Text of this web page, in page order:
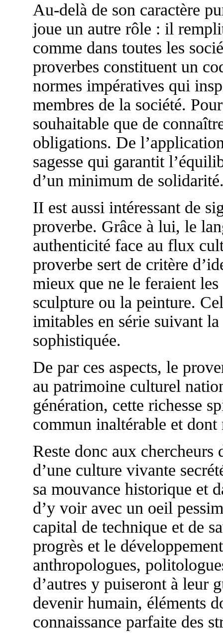
Au-delà de son caractère
joue un autre rôle : il
comme dans toutes les
proverbes constituent un
normes impératives qui
membres de la société.
souhaitable que de
obligations. De
sagesse qui garantit
d’un minimum de
II est aussi intéressant de
proverbe. Grâce à lui, le
authenticité face au flux
proverbe sert de critère
mieux que ne le feraient
sculpture ou la peinture.
imitables en série suivant
sophistiquée.
De par ces aspects, le
au patrimoine culturel
génération, cette richesse
commun inaltérable et
Reste donc aux chercheurs
d’une culture vivante
sa mouvance historique et
d’y voir avec un oeil
capital de technique et de
progrès et le
anthropologues,
d’autres y puiseront à leur
devenir humain, éléments
connaissance parfaite des